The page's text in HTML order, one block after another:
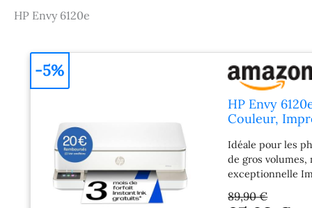
HP Envy 6120e
HP Envy
Couleur,
Idéale pour les
de gros
exceptionnelle
l'application
89,90 €
-5%